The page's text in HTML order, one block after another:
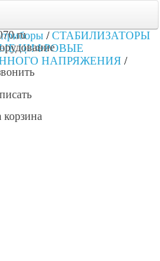
/СТАБИЛИЗАТОРЫ
ЦИФРОВЫЕ
НАПРЯЖЕНИЯ /